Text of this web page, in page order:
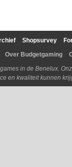
Shopsurvey
Over Budgetgaming
in de Benelux.
en kwaliteit kunnen